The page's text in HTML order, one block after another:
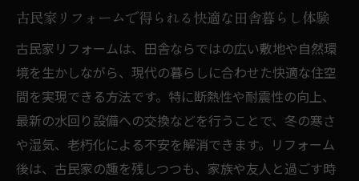
古民家リフォームで得られる快適な田舎暮らし体験
古民家リフォームは、田舎ならではの広い敷地や自然環
境を生かしながら、現代の暮らしに合わせた快適な住空
間を実現できる方法です。特に断熱性や耐震性の向上、
最新の水回り設備への交換などを行うことで、冬の寒さ
や湿気、老朽化による不安を解消できます。リフォーム
後は、古民家の趣を残しつつも、家族や友人と過ごす時